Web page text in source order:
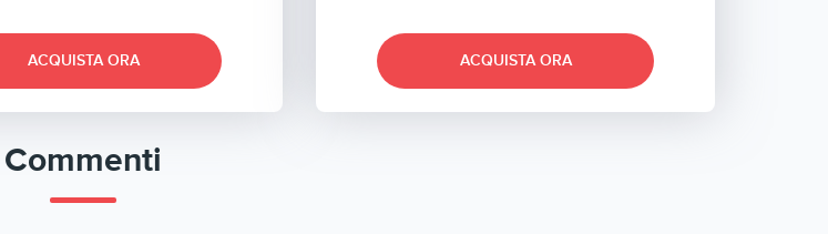
ACQUISTA ORA ACQUISTA ORA
Commenti